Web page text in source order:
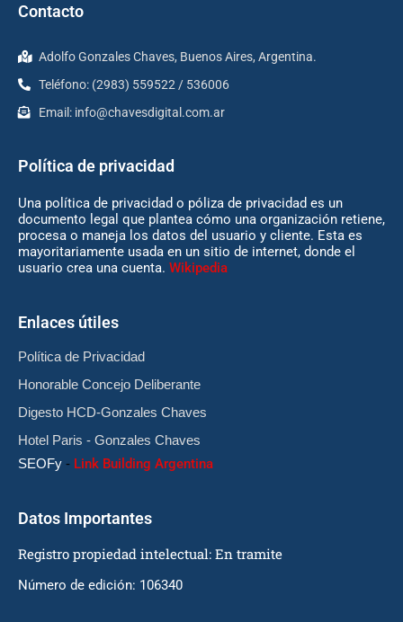
Contacto
Adolfo Gonzales Chaves, Buenos Aires, Argentina.
Teléfono: (2983) 559522 / 536006
Email: info@chavesdigital.com.ar
Política de privacidad
Una política de privacidad o póliza de privacidad es un
documento legal que plantea cómo una organización retiene,
procesa o maneja los datos del usuario y cliente. Esta es
mayoritariamente usada en un sitio de internet, donde el
usuario crea una cuenta. Wikipedia
Enlaces útiles
Política de Privacidad
Honorable Concejo Deliberante
Digesto HCD-Gonzales Chaves
Hotel Paris - Gonzales Chaves
SEOFy - Link Building Argentina
Datos Importantes
Registro propiedad intelectual: En tramite
Número de edición: 106340